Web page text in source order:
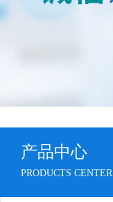
产品中心
PRODUCTS CENTER